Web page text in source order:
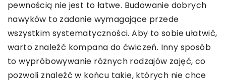
pewnością nie jest to łatwe. Budowanie dobrych
nawyków to zadanie wymagające przede
wszystkim systematyczności. Aby to sobie ułatwić,
warto znaleźć kompana do ćwiczeń. Inny sposób
to wypróbowywanie różnych rodzajów zajęć, co
pozwoli znaleźć w końcu takie, których nie chce